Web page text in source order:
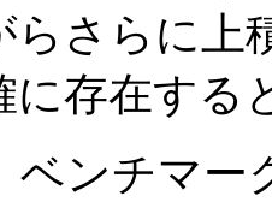
らさらに上
に存在する
ンチマー